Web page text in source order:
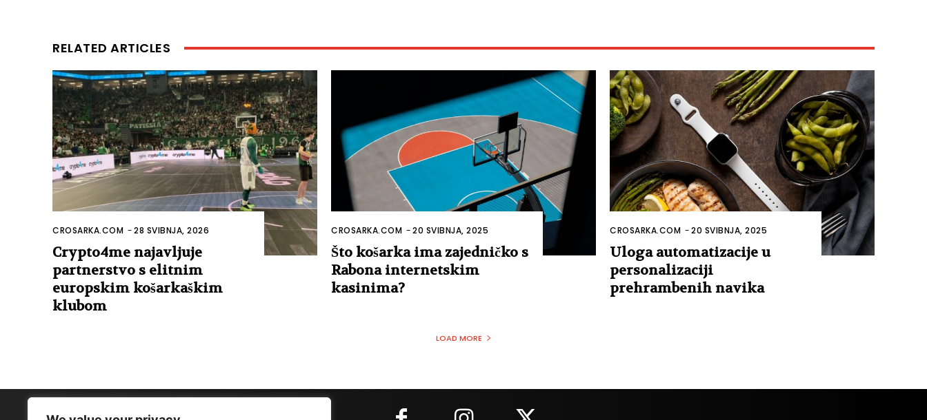
RELATED ARTICLES
CROSARKA.COM -28 SVIBNJA, 2026
Crypto4me najavljuje
partnerstvo s elitnim
europskim košarkaškim
klubom
CROSARKA.COM -20 SVIBNJA, 2025
Što košarka ima zajedničko s
Rabona internetskim
kasinima?
CROSARKA.COM -20 SVIBNJA, 2025
Uloga automatizacije u
personalizaciji
prehrambenih navika
LOAD MORE